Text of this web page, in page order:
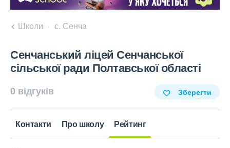
Школи с. Сенча
Сенчанський ліцей Сенчанської
сільської ради Полтавської області
0 відгуків Зберегти
Контакти Про школу Рейтинг